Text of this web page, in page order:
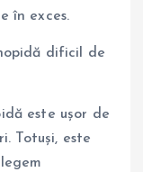
în exces.
dificil de
este ușor de
Totuși, este